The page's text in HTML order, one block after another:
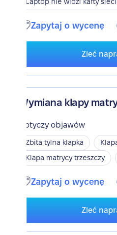
Zapytaj o wycenę
Zleć
Wymiana klapy
Dotyczy objawów
Zbita tylna klapka
Klapa matrycy trzeszczy
Zapytaj o wycenę
Zleć